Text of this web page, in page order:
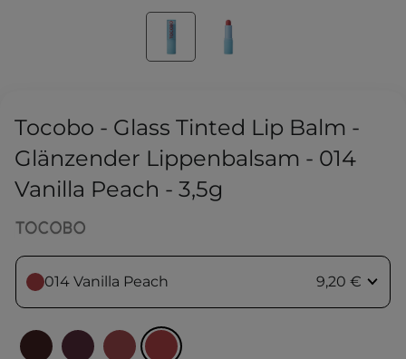
Tocobo - Glass Tinted Lip Balm -
Glänzender Lippenbalsam - 014
Vanilla Peach - 3,5g
014 Vanilla Peach 9,20 €